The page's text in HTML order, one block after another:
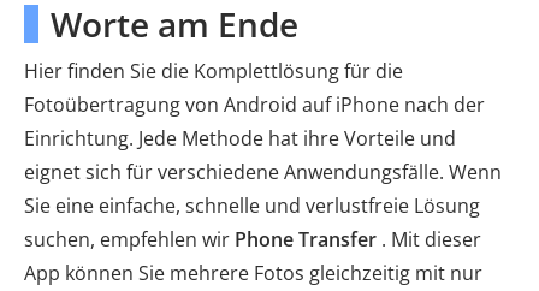
Worte am Ende
Hier finden Sie die Komplettlösung für die
Fotoübertragung von Android auf iPhone nach der
Einrichtung. Jede Methode hat ihre Vorteile und
eignet sich für verschiedene Anwendungsfälle. Wenn
Sie eine einfache, schnelle und verlustfreie Lösung
suchen, empfehlen wir Phone Transfer . Mit dieser
App können Sie mehrere Fotos gleichzeitig mit nur